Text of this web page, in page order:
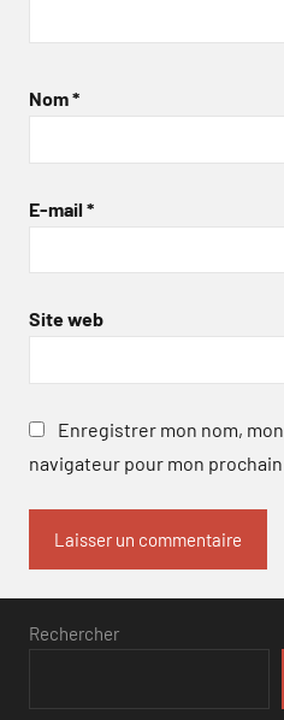
Nom*
E-mail *
Site web
Enregistrer mon nom,
navigateur pour mon
Rechercher